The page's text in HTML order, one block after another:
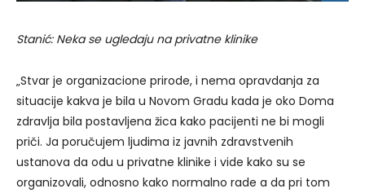
Stanić: Neka se ugledaju na privatne klinike
„Stvar je organizacione prirode, i nema opravdanja za
situacije kakva je bila u Novom Gradu kada je oko Doma
zdravlja bila postavljena žica kako pacijenti ne bi mogli
priči. Ja poručujem ljudima iz javnih zdravstvenih
ustanova da odu u privatne klinike i vide kako su se
organizovali, odnosno kako normalno rade a da pri tom